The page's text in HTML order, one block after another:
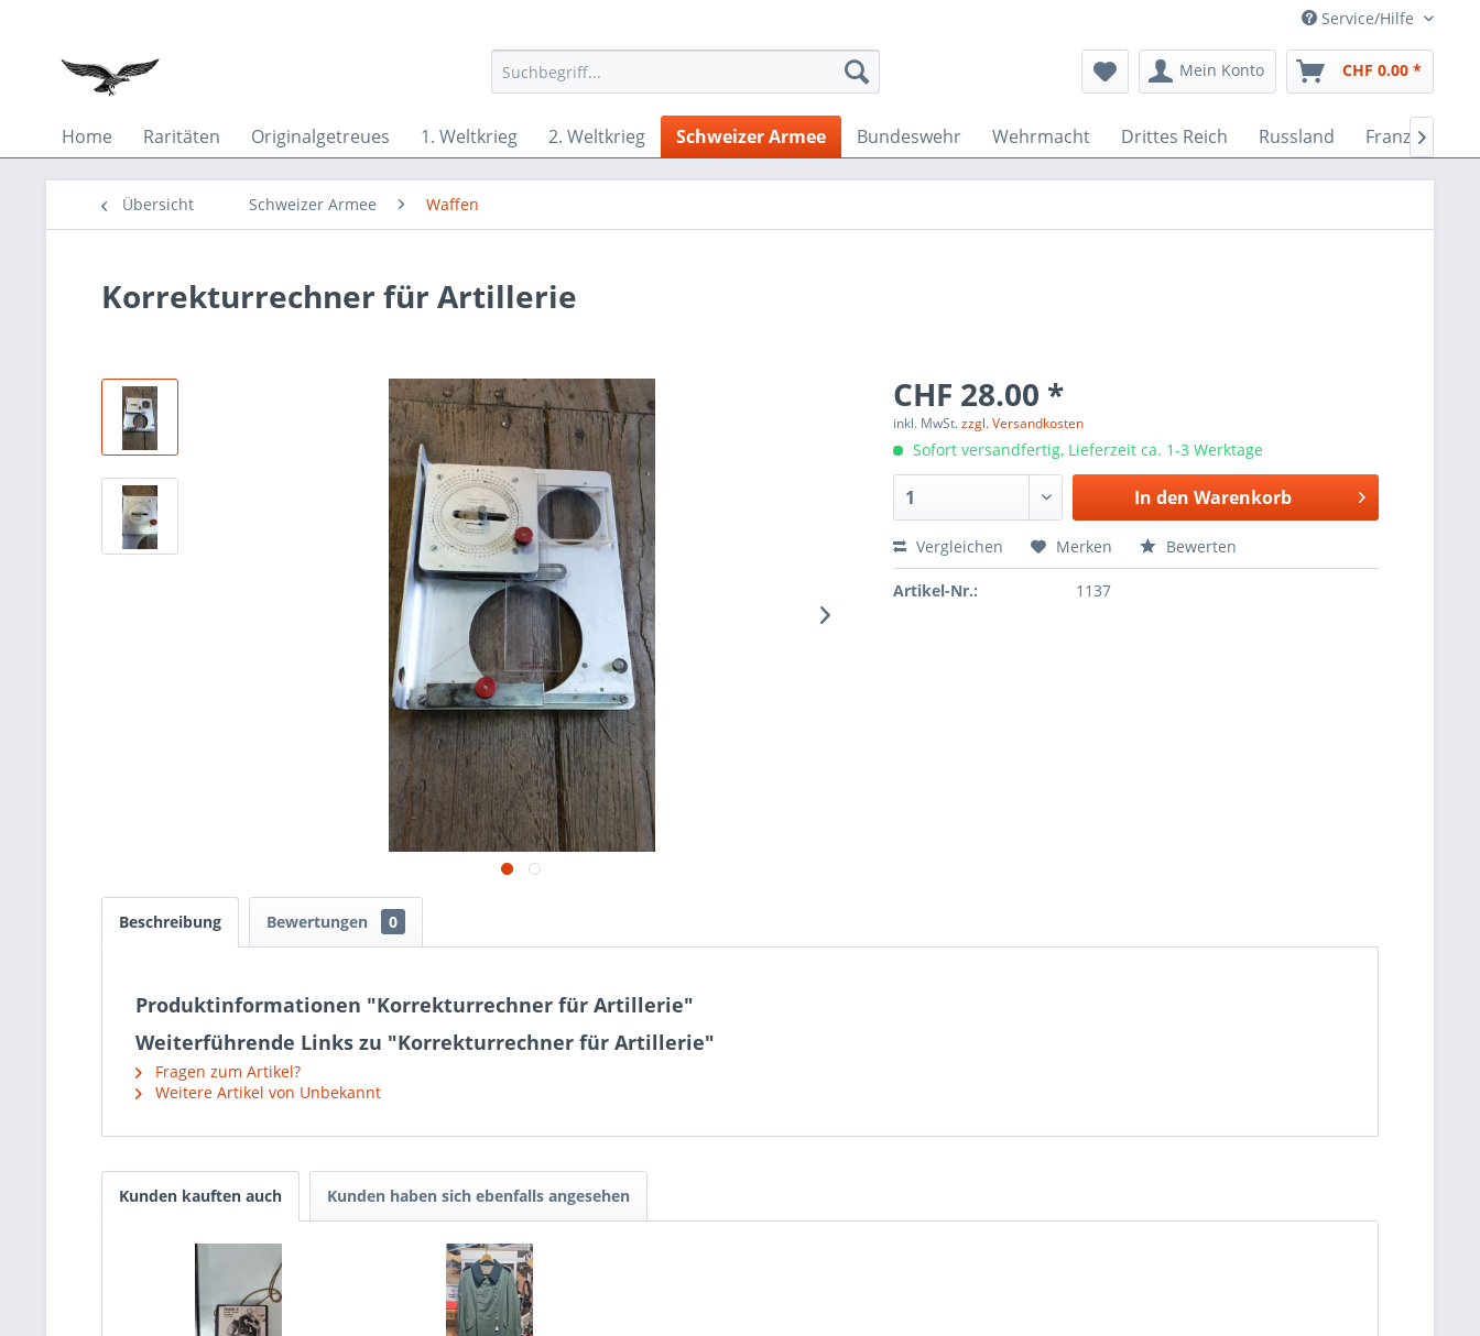
Service/Hilfe
Mein Konto CHF 0.00 *
Home Raritäten Originalgetreues 1. Weltkrieg 2. Weltkrieg Schweizer Armee Bundeswehr Wehrmacht Drittes Reich Russland Französisch

Übersicht Schweizer Armee Waffen
Korrekturrechner für Artillerie
CHF 28.00 *
inkl. MwSt.zzgl. Versandkosten
Sofort versandfertig, Lieferzeit ca. 1-3 Werktage
In den Warenkorb
Vergleichen Merken Bewerten
Artikel-Nr.: 1137
Beschreibung Bewertungen 0
Produktinformationen "Korrekturrechner für Artillerie"
Weiterführende Links zu "Korrekturrechner für Artillerie"
Fragen zum Artikel?
Weitere Artikel von Unbekannt
Kunden kauften auch Kunden haben sich ebenfalls angesehen